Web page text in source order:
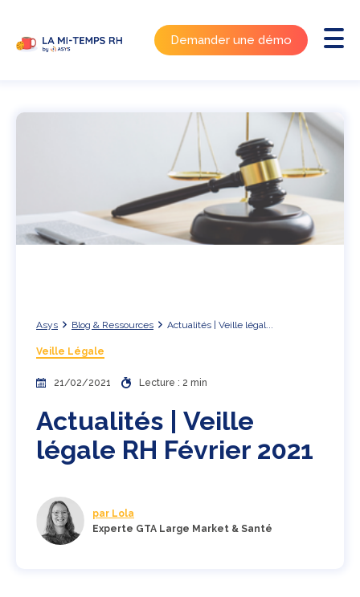
Demander une démo
Asys Blog & Ressources Actualités | Veille légal...
Veille Légale
21/02/2021 Lecture : 2 min
Actualités | Veille
légale RH Février 2021
par Lola
Experte GTA Large Market & Santé